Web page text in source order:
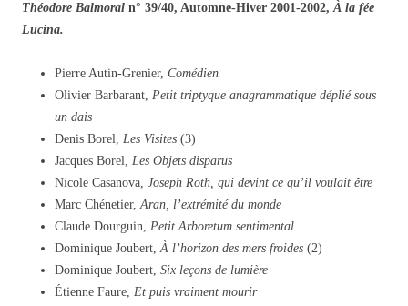
Théodore Balmoral n° 39/40, Automne-Hiver 2001-2002,À la fée
Lucina.
Pierre Autin-Grenier, Comédien
Olivier Barbarant, Petit triptyque anagrammatique déplié sous
un dais
Denis Borel, Les Visites (3)
Jacques Borel, Les Objets disparus
Nicole Casanova, Joseph Roth, qui devint ce qu’il voulait être
Marc Chénetier,Aran, l’extrémité du monde
Claude Dourguin, Petit Arboretum sentimental
Dominique Joubert,À l’horizon des mers froides (2)
Dominique Joubert, Six leçons de lumière
Étienne Faure, Et puis vraiment mourir